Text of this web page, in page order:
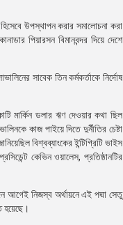
উপস্থাপন করার সমালোচনা করা
পিয়ারসন বিমানবন্দর দিয়ে দেশে
সাবেক তিন কর্মকর্তাকে নির্দোষ
মার্কিন ডলার ঋণ দেওয়ার কথা ছিল
কাজ পাইয়ে দিতে দুর্নীতির চেষ্টা
বিশ্বব্যাংকের ইন্টিগ্রিটি ভাইস
কেভিন ওয়ালেস, প্রতিষ্ঠানটির
আগেই নিজস্ব অর্থায়নে এই পদ্মা সেতু
হয়েছে।